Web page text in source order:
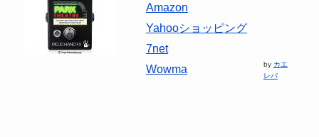
Amazon
Yahooショッピング
7net
Wowma
by カエ
レバ